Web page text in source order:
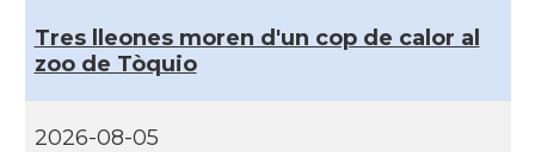
Tres lleones moren d'un cop de calor al
zoo de Tòquio
2026-08-05